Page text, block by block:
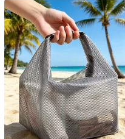
1개 재사용 가능한 스트랩리스 투명
접착식 푸시업 브라 여성용, 웨딩/파티
드레스에 적합, 심리스 브라, 접착식
브라
2,093원 -43% 마지막 3일